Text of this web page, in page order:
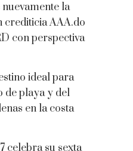
la
crediticia AAA.do
con perspectiva
ideal para
de playa y del
en la costa
celebra su sexta